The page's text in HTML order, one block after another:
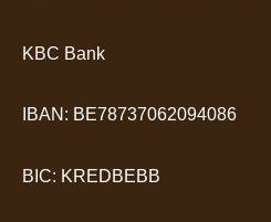
KBC Bank
IBAN: BE78737062094086
BIC: KREDBEBB